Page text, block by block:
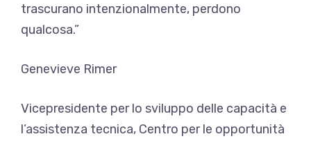
trascurano intenzionalmente, perdono
qualcosa.”
Genevieve Rimer
Vicepresidente per lo sviluppo delle capacità e
l’assistenza tecnica, Centro per le opportunità